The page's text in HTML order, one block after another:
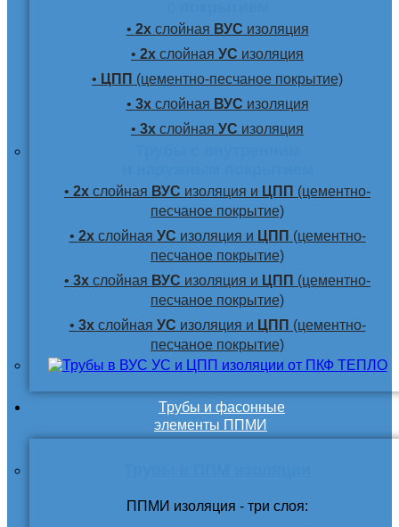
• 2хслойная ВУС изоляция
• 2х слойная УС изоляция
• ЦПП (цементно-песчаное покрытие)
• 3хслойная ВУС изоляция
• 3х слойная УС изоляция
• 2х слойная ВУС изоляция и ЦПП (цементно-
песчаное покрытие)
• 2хслойная УС изоляция и ЦПП (цементно-
песчаное покрытие)
• 3х слойная ВУС изоляция и ЦПП (цементно-
песчаное покрытие)
• 3хслойная УС изоляция и ЦПП (цементно-
песчаное покрытие)
Трубы и фасонные
элементы ППМИ
ППМИ изоляция - три слоя: